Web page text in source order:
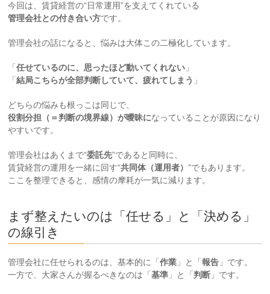
今回は、賃貸経営の“日常運用”を支えてくれている
管理会社との付き合い方です。
管理会社の話になると、悩みは大体この二極化しています。
「任せているのに、思ったほど動いてくれない 」
「結局こちらが全部判断していて、疲れてしまう 」
どちらの悩みも根っこは同じで、
役割分担（＝判断の境界線）が曖昧になっていることが原因になり
やすいです。
管理会社はあくまで“委託先”であると同時に、
賃貸経営の運用を一緒に回す“共同体（運用者）”でもあります。
ここを整理できると、感情の摩耗が一気に減ります。
まず整えたいのは「任せる」と「決める」
の線引き
管理会社に任せられるのは、基本的に「作業 」と「報告 」です。
一方で、大家さんが握るべきなのは「基準 」と「 判断 」です。